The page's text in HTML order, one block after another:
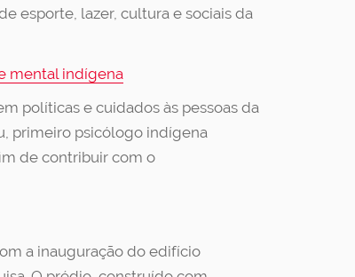
esporte, lazer, cultura e sociais da
mental indígena
políticas e cuidados às pessoas da
primeiro psicólogo indígena
de contribuir com o
a inauguração do edifício